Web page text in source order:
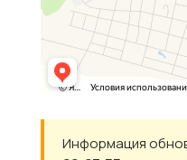
Информация